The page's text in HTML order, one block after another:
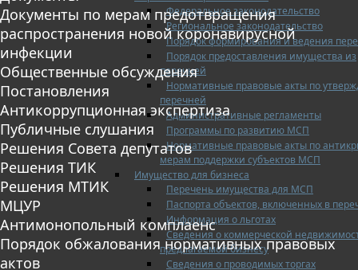
Федеральное законодательство
Региональное законодательство
Порядок формирования и ведения
Порядок предоставления имущества из
перечней
Нормативные правовые акты по
перечней
Административные регламенты
Программы по развитию МСП
Нормативные правовые акты по
мерам поддержки субъектов МСП
Имущество для бизнеса
Перечень имущества для МСП
Паспорта объектов, включенных в
Информация о льготах
Сведения о коммерческой
предлагаемой бизнесу
Сведения о проводимых торгах
Документы по мерам предотвращения
распространения новой коронавирусной
инфекции
Общественные обсуждения
Постановления
Антикоррупционная экспертиза
Публичные слушания
Решения Совета депутатов
Решения ТИК
Решения МТИК
МЦУР
Антимонопольный комплаенс
Порядок обжалования нормативных правовых
актов